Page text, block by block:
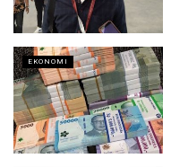
EKONOMI